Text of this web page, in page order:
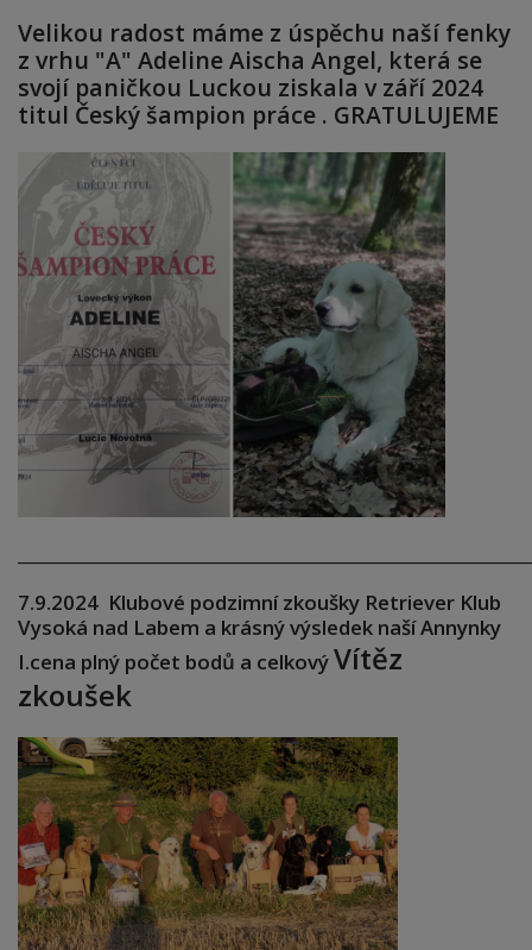
Velikou radost máme z úspěchu naší fenky
z vrhu "A" Adeline Aischa Angel, která se
svojí paničkou Luckou ziskala v září 2024
titul Český šampion práce . GRATULUJEME
7.9.2024 Klubové podzimní zkoušky Retriever Klub
Vysoká nad Labem a krásný výsledek naší Annynky
I.cena plný počet bodů a celkovýVítěz
zkoušek